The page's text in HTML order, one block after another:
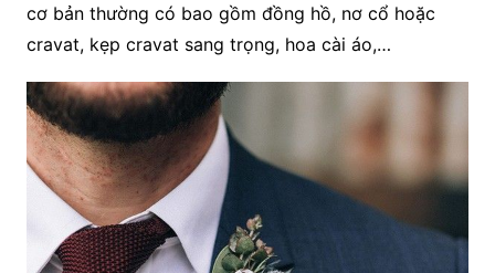
cơ bản thường có bao gồm đồng hồ, nơ cổ hoặc
cravat, kẹp cravat sang trọng, hoa cài áo,…